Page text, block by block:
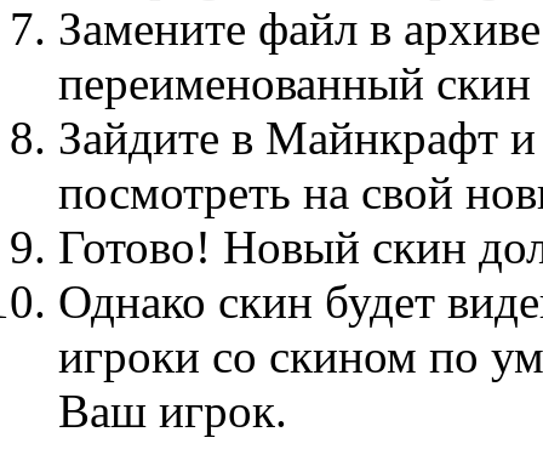
Замените файл в
переименованный скин
Зайдите в Майнкрафт
посмотреть на свой
Готово! Новый скин
Однако скин будет
игроки со скином по
Ваш игрок.